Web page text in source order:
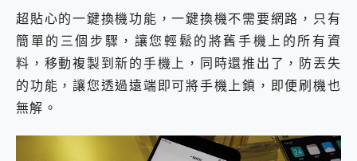
超貼心的一鍵換機功能，一鍵換機不需要網路，只有
簡單的三個步驟，讓您輕鬆的將舊手機上的所有資
料，移動複製到新的手機上，同時還推出了，防丟失
的功能，讓您透過遠端即可將手機上鎖，即便刷機也
無解。